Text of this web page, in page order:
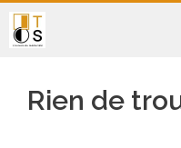
Aller
au
Rien de